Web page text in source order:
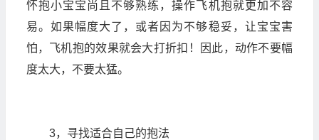
怀抱小宝宝尚且不够熟练，操作飞机抱就更加不容
易。如果幅度大了，或者因为不够稳妥，让宝宝害
怕，飞机抱的效果就会大打折扣！因此，动作不要幅
度太大，不要太猛。
3，寻找适合自己的抱法